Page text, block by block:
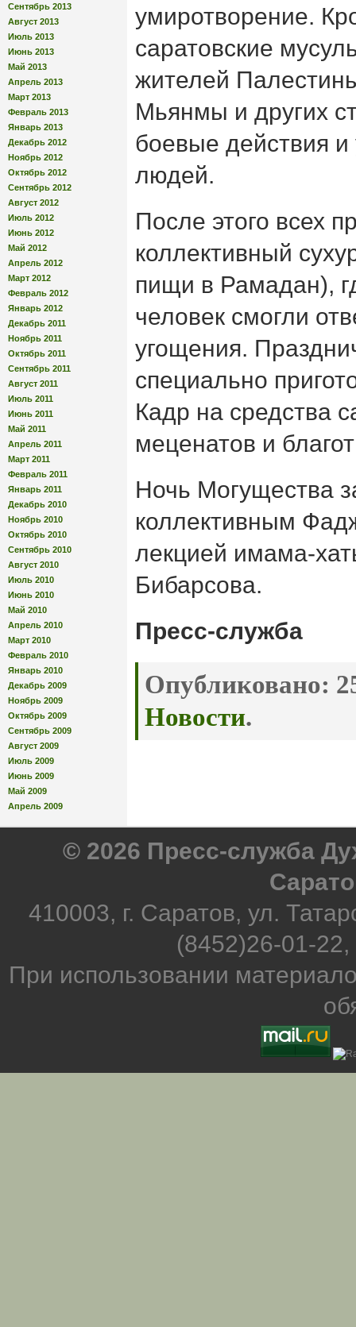
Сентябрь 2013
Август 2013
Июль 2013
Июнь 2013
Май 2013
Апрель 2013
Март 2013
Февраль 2013
Январь 2013
Декабрь 2012
Ноябрь 2012
Октябрь 2012
Сентябрь 2012
Август 2012
Июль 2012
Июнь 2012
Май 2012
Апрель 2012
Март 2012
Февраль 2012
Январь 2012
Декабрь 2011
Ноябрь 2011
Октябрь 2011
Сентябрь 2011
Август 2011
Июль 2011
Июнь 2011
Май 2011
Апрель 2011
Март 2011
Февраль 2011
Январь 2011
Декабрь 2010
Ноябрь 2010
Октябрь 2010
Сентябрь 2010
Август 2010
Июль 2010
Июнь 2010
Май 2010
Апрель 2010
Март 2010
Февраль 2010
Январь 2010
Декабрь 2009
Ноябрь 2009
Октябрь 2009
Сентябрь 2009
Август 2009
Июль 2009
Июнь 2009
Май 2009
Апрель 2009
умиротворение.
саратовские
жителей
Мьянмы и других
боевые действия
людей.
После этого всех
коллективный
пищи в Рамадан),
человек смогли
угощения.
специально
Кадр на средства
меценатов и
Ночь Могущества
коллективным
лекцией имама-
Бибарсова.
Пресс-служба
Опубликовано:
Новости.
© 2026 Пресс-служба
410003, г. Саратов, ул.
(8452)26-01-
При использовании